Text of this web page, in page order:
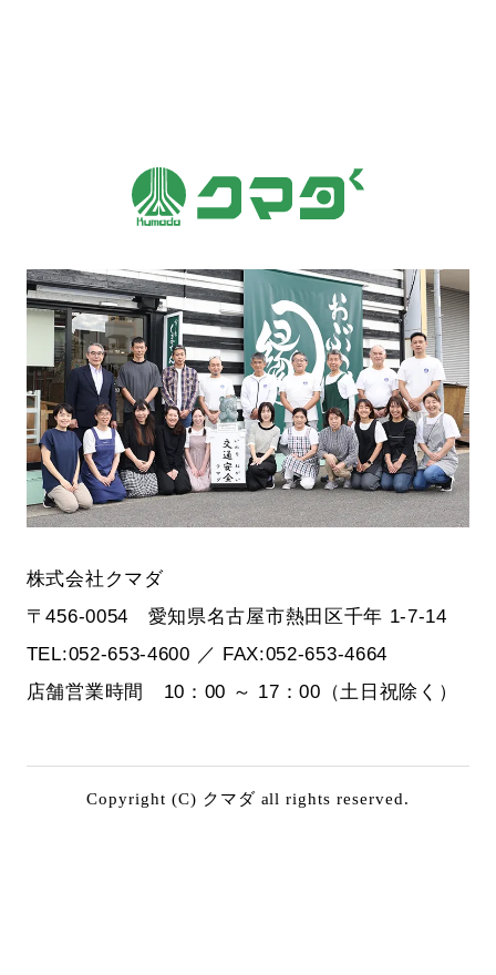
株式会社クマダ
〒456-0054 愛知県名古屋市熱田区千年 1-7-14
TEL:052-653-4600 ／ FAX:052-653-4664
店舗営業時間 10：00 ～ 17：00（土日祝除く）
Copyright (C) クマダ all rights reserved.